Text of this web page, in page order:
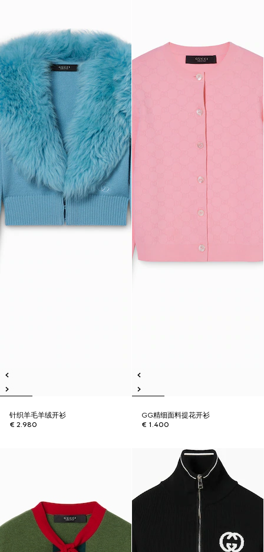
针织羊毛羊绒开衫
€ 2.980
GG精细面料提花开衫
€ 1.400